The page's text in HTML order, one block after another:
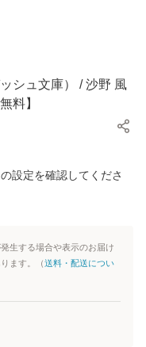
シュ文庫） / 沙野 風
料】
設定を確認してくださ
生する場合や表示のお届け
ます。（送料・配送につい